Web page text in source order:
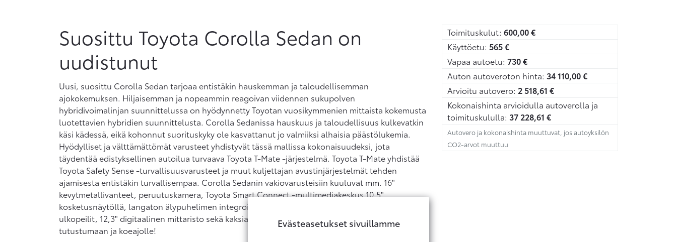
Suosittu Toyota Corolla Sedan on
uudistunut
Uusi, suosittu Corolla Sedan tarjoaa entistäkin hauskemman ja taloudellisemman
ajokokemuksen. Hiljaisemman ja nopeammin reagoivan viidennen sukupolven
hybridivoimalinjan suunnittelussa on hyödynnetty Toyotan vuosikymmenien mittaista kokemusta
luotettavien hybridien suunnittelusta. Corolla Sedanissa hauskuus ja taloudellisuus kulkevatkin
käsi kädessä, eikä kohonnut suorituskyky ole kasvattanut jo valmiiksi alhaisia päästölukemia.
Hyödylliset ja välttämättömät varusteet yhdistyvät tässä mallissa kokonaisuudeksi, jota
täydentää edistyksellinen autoilua turvaava Toyota T-Mate -järjestelmä. Toyota T-Mate yhdistää
Toyota Safety Sense -turvallisuusvarusteet ja muut kuljettajan avustinjärjestelmät tehden
ajamisesta entistäkin turvallisempaa. Corolla Sedanin vakiovarusteisiin kuuluvat mm. 16"
kevytmetallivanteet, peruutuskamera, Toyota Smart Connect -multimediakeskus 10,5"
kosketusnäytöllä, langaton älypuhelimen integrointiominaisuus (Apple CarPlay), lämmitettävät
ulkopeilit, 12,3" digitaalinen mittaristo sekä kaksialueinen automaatti-ilmastointi. Tervetuloa
tutustumaan ja koeajolle!
Toimituskulut: 600,00€
Käyttöetu: 565€
Vapaa autoetu: 730€
Auton autoveroton hinta: 34 110,00€
Arvioitu autovero: 2 518,61 €
Kokonaishinta arvioidulla autoverolla ja
toimituskululla: 37 228,61 €
Autovero ja kokonaishinta muuttuvat, jos autoyksilön
CO2-arvot muuttuu
Evästeasetukset sivuillamme